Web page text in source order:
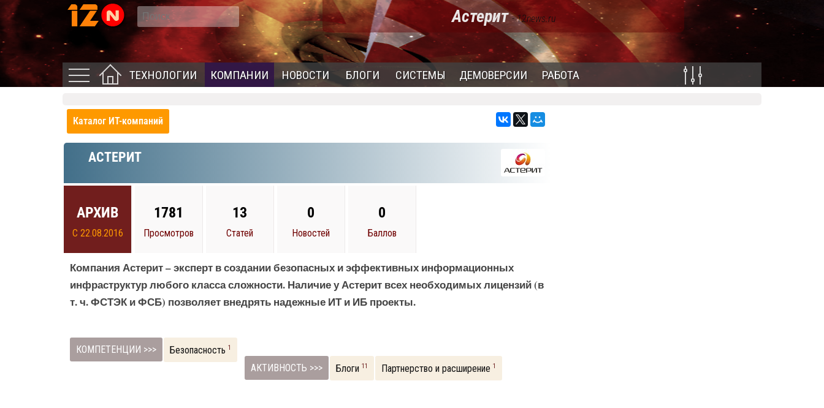
Астерит- 12news.ru
ТЕХНОЛОГИИ КОМПАНИИ НОВОСТИ БЛОГИ СИСТЕМЫ ДЕМОВЕРСИИ РАБОТА
Каталог ИТ-компаний
АСТЕРИТ
АРХИВ
С 22.08.2016
1781
Просмотров
13
Статей
0
Новостей
0
Баллов
Компания Астерит – эксперт в создании безопасных и эффективных информационных
инфраструктур любого класса сложности. Наличие у Астерит всех необходимых лицензий (в
т. ч. ФСТЭК и ФСБ) позволяет внедрять надежные ИТ и ИБ проекты.
КОМПЕТЕНЦИИ >>> Безопасность 1
АКТИВНОСТЬ >>> Блоги 11 Партнерство и расширение 1